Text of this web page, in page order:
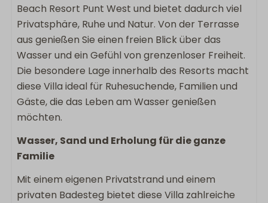
Lounge-Sofa
Liegestühle
Sanitär
2 Badezimmer
Eigenes Badezimmer
Badezimmer im Erdgeschoss
Begehbare Dusche
Föhn
Separate Toilette
Doppelwaschbecken
Beach Resort Punt West und bietet dadurch viel
Privatsphäre, Ruhe und Natur. Von der Terrasse
aus genießen Sie einen freien Blick über das
Wasser und ein Gefühl von grenzenloser Freiheit.
Die besondere Lage innerhalb des Resorts macht
diese Villa ideal für Ruhesuchende, Familien und
Gäste, die das Leben am Wasser genießen
möchten.
Wasser, Sand und Erholung für die ganze
Familie
Mit einem eigenen Privatstrand und einem
privaten Badesteg bietet diese Villa zahlreiche